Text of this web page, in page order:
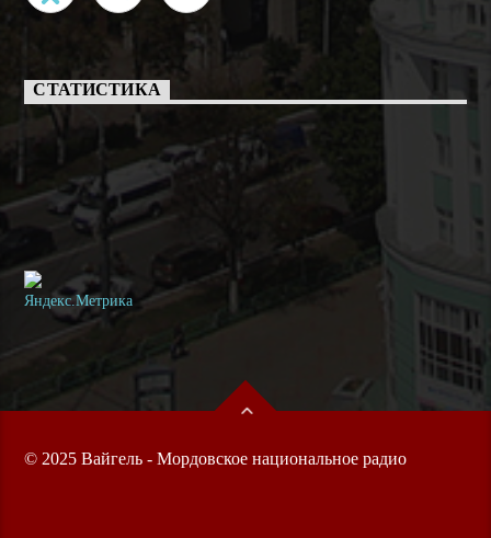
СТАТИСТИКА
© 2025 Вайгель - Мордовское национальное радио